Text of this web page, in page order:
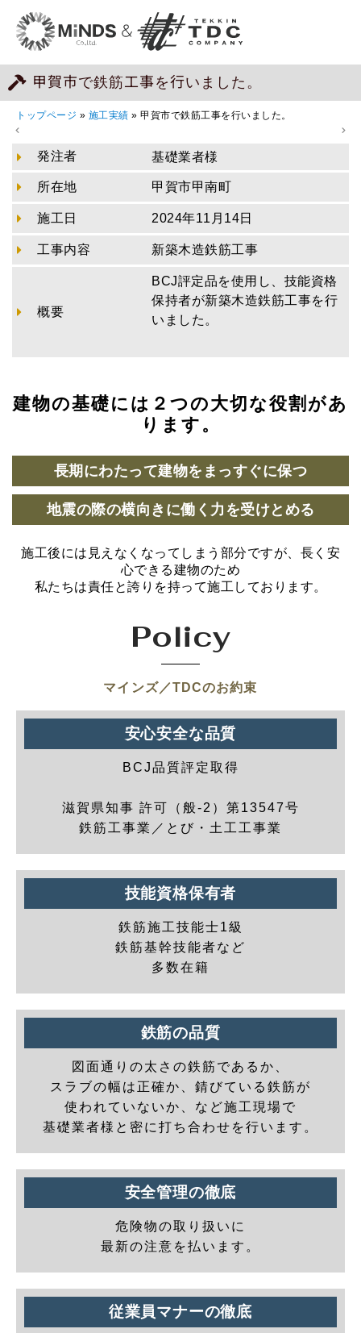
甲賀市で鉄筋工事を行いました。
トップページ » 施工実績 » 甲賀市で鉄筋工事を行いました。
発注者 基礎業者様
所在地 甲賀市甲南町
施工日 2024年11月14日
工事内容 新築木造鉄筋工事
概要
BCJ評定品を使用し、技能資格
保持者が新築木造鉄筋工事を行
いました。
建物の基礎には２つの大切な役割があ
ります。
長期にわたって建物をまっすぐに保つ
地震の際の横向きに働く力を受けとめる
施工後には見えなくなってしまう部分ですが、長く安
心できる建物のため
私たちは責任と誇りを持って施工しております。
Policy
マインズ／TDCのお約束
安心安全な品質
BCJ品質評定取得
滋賀県知事 許可（般-2）第13547号
鉄筋工事業／とび・土工工事業
技能資格保有者
鉄筋施工技能士1級
鉄筋基幹技能者など
多数在籍
鉄筋の品質
図面通りの太さの鉄筋であるか、
スラブの幅は正確か、錆びている鉄筋が
使われていないか、など施工現場で
基礎業者様と密に打ち合わせを行います。
安全管理の徹底
危険物の取り扱いに
最新の注意を払います。
従業員マナーの徹底